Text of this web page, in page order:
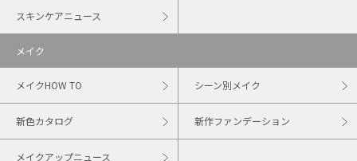
スキンケアニュース
メイク
メイクHOW TO シーン別メイク
新色カタログ 新作ファンデーション
メイクアップニュース